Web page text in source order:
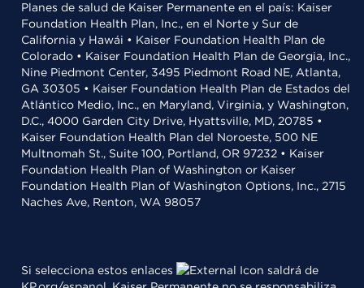
Planes de salud de Kaiser Permanente en el país: Kaiser
Foundation Health Plan, Inc., en el Norte y Sur de
California y Hawái • Kaiser Foundation Health Plan de
Colorado • Kaiser Foundation Health Plan de Georgia, Inc.,
Nine Piedmont Center, 3495 Piedmont Road NE, Atlanta,
GA 30305 • Kaiser Foundation Health Plan de Estados del
Atlántico Medio, Inc., en Maryland, Virginia, y Washington,
D.C., 4000 Garden City Drive, Hyattsville, MD, 20785 •
Kaiser Foundation Health Plan del Noroeste, 500 NE
Multnomah St., Suite 100, Portland, OR 97232 • Kaiser
Foundation Health Plan of Washington or Kaiser
Foundation Health Plan of Washington Options, Inc., 2715
Naches Ave, Renton, WA 98057
Si selecciona estos enlaces
saldrá de